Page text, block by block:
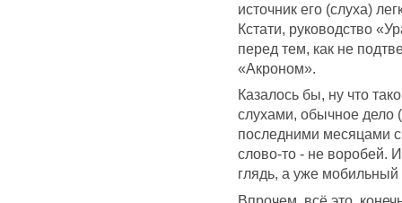
источник его (слуха)
Кстати, руководство
перед тем, как не
«Акроном».
Казалось бы, ну что
слухами, обычное дело
последними месяцами
слово-то - не воробей.
глядь, а уже